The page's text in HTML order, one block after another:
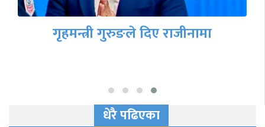
गृहमन्त्री गुरुङले दिए राजीनामा
धेरै पढिएका